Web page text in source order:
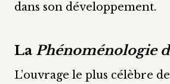
dans son développement.
La Phénoménologie
L’ouvrage le plus célèbre